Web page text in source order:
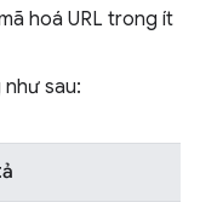
hoá URL trong ít
sau: